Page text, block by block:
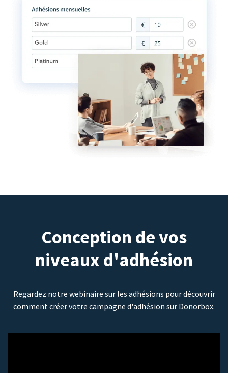
Conception de vos
niveaux d'adhésion
Regardez notre webinaire sur les adhésions pour découvrir
comment créer votre campagne d'adhésion sur Donorbox.